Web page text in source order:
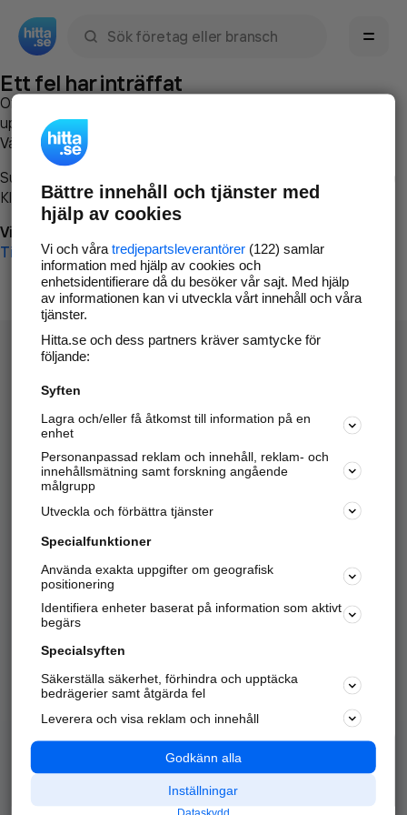
Ett fel har inträffat
Om du vill kan du
uppstod så att vi lättare och snabbare kan avhjälpa det.
Vänligen försök med följande:
Surfa till
Klicka påTillbaka-knappen i webbläsaren och försök igen
Vi beklagar besväret!
Till startsidan
Hitta.se - Gratis nummerupplysning.
Sök företag, personer och platser.
Hitta telefonnummer, adresser, företagsinfo mm.
Marknadsför företaget
Kom igång och annonsera mot
samarbetspartners nära dig.
Alla kategorier
Populära sökningar
API & Kartor
Annonsera
Integritet
Nödnummer
Bättre innehåll och tjänster med
hjälp av cookies
Vi och våra tredjepartsleverantörer(122) samlar
information med hjälp av cookies och
enhetsidentifierare då du besöker vår sajt. Med hjälp
av informationen kan vi utveckla vårt innehåll och våra
tjänster.
Hitta.se och dess partners kräver samtycke för
följande:
Syften
Lagra och/eller få åtkomst till information på en
enhet
Personanpassad reklam och innehåll, reklam- och
innehållsmätning samt forskning angående
målgrupp
Utveckla och förbättra tjänster
Specialfunktioner
Använda exakta uppgifter om geografisk
positionering
Identifiera enheter baserat på information som aktivt
begärs
Specialsyften
Säkerställa säkerhet, förhindra och upptäcka
bedrägerier samt åtgärda fel
Leverera och visa reklam och innehåll
Godkänn alla
Inställningar
Dataskydd